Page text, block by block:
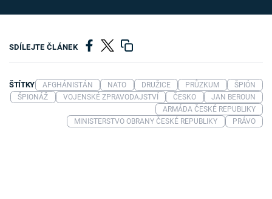
SDÍLEJTE ČLÁNEK
ŠTÍTKY AFGHÁNISTÁN NATO DRUŽICE PRŮZKUM
ŠPIÓN
ŠPIONÁŽ
VOJENSKÉ ZPRAVODAJSTVÍ ČESKO
JAN BEROUN
ARMÁDA ČESKÉ REPUBLIKY
MINISTERSTVO OBRANY ČESKÉ REPUBLIKY
PRÁVO